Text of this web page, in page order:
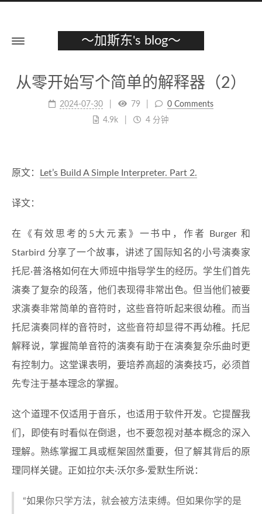
～加斯东's blog～
从零开始写个简单的解释器（2）
2024-07-30 79
0 Comments
4.9k
4 分钟
原文： Let’s Build A Simple Interpreter. Part 2.
译文：
在《有效思考的5大元素》一书中，作者 Burger 和
Starbird 分享了一个故事，讲述了国际知名的小号演奏家
托尼·普洛格如何在大师班中指导学生的经历。学生们首先
演奏了复杂的段落，他们表现得非常出色。但当他们被要
求演奏非常简单的音符时，这些音符听起来很幼稚。而当
托尼演奏同样的音符时，这些音符却显得不再幼稚。托尼
解释说，掌握简单音符的演奏有助于在演奏复杂乐曲时更
有控制力。这堂课表明，要培养高超的演奏技巧，必须首
先专注于基本理念的掌握。
这个道理不仅适用于音乐，也适用于软件开发。它提醒我
们，即使有时看似在倒退，也不要忽视对基本概念的深入
理解。熟练掌握工具或框架固然重要，但了解其背后的原
理同样关键。正如拉尔夫·沃尔多·爱默生所说：
“如果你只学方法，就会被方法束缚。但如果你学的是